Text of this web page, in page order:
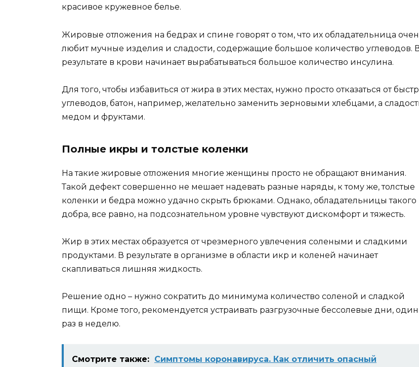
красивое кружевное белье.
Жировые отложения на бедрах и спине говорят о том, что их обладательница
любит мучные изделия и сладости, содержащие большое количество углеводов.
результате в крови начинает вырабатываться большое количество инсулина.
Для того, чтобы избавиться от жира в этих местах, нужно просто отказаться от
углеводов, батон, например, желательно заменить зерновыми хлебцами, а
медом и фруктами.
Полные икры и толстые коленки
На такие жировые отложения многие женщины просто не обращают внимания.
Такой дефект совершенно не мешает надевать разные наряды, к тому же, толстые
коленки и бедра можно удачно скрыть брюками. Однако, обладательницы такого
добра, все равно, на подсознательном уровне чувствуют дискомфорт и тяжесть.
Жир в этих местах образуется от чрезмерного увлечения солеными и сладкими
продуктами. В результате в организме в области икр и коленей начинает
скапливаться лишняя жидкость.
Решение одно – нужно сократить до минимума количество соленой и сладкой
пищи. Кроме того, рекомендуется устраивать разгрузочные бессолевые дни, один
раз в неделю.
Смотрите также: Симптомы коронавируса. Как отличить опасный